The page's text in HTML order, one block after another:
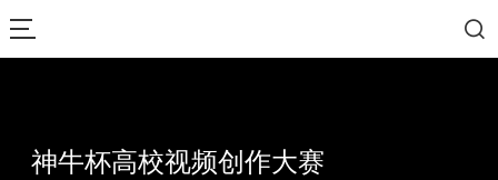
神牛杯高校视频创作大赛